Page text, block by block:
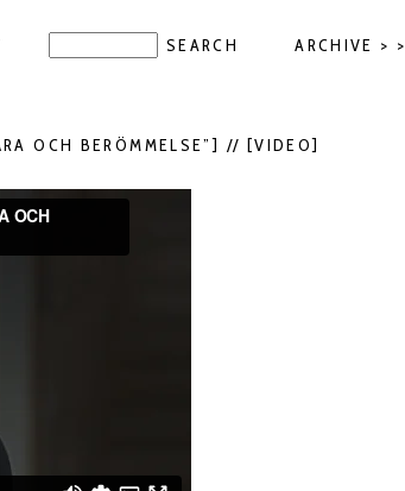
ARCHIVE > >
OCH BERÖMMELSE”] // [VIDEO]